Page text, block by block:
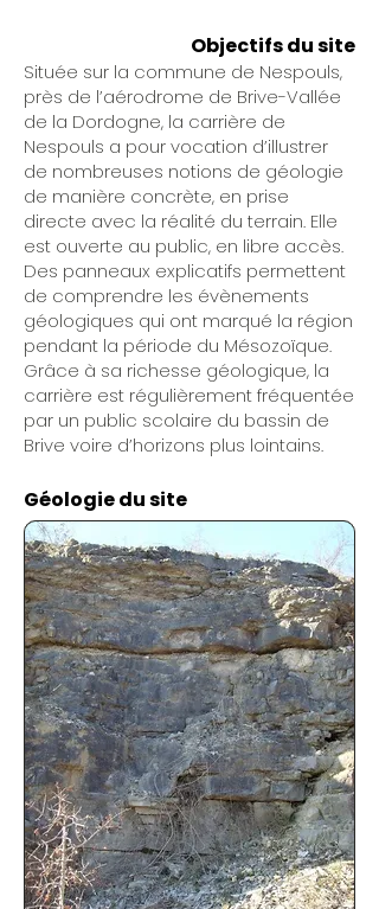
Objectifs du site
Située sur la commune de Nespouls,
près de l’aérodrome de Brive-Vallée
de la Dordogne, la carrière de
Nespouls a pour vocation d’illustrer
de nombreuses notions de géologie
de manière concrète, en prise
directe avec la réalité du terrain. Elle
est ouverte au public, en libre accès.
Des panneaux explicatifs permettent
de comprendre les évènements
géologiques qui ont marqué la région
pendant la période du Mésozoïque.
Grâce à sa richesse géologique, la
carrière est régulièrement fréquentée
par un public scolaire du bassin de
Brive voire d’horizons plus lointains.
Géologie du site